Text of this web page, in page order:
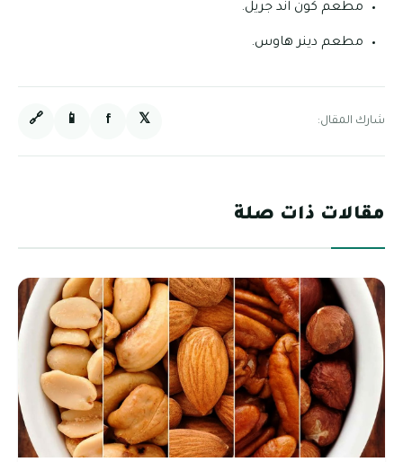
مطعم كون آند جريل.
مطعم دينر هاوس.
شارك المقال: 𝕏
f
📱
🔗
مقالات ذات صلة